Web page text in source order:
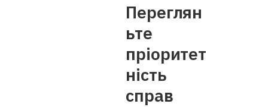
Переглян
ьте
пріоритет
ність
справ